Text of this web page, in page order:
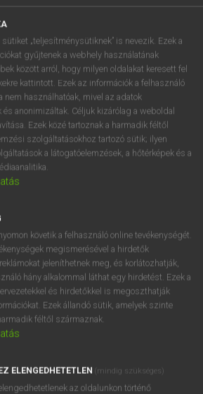
szótár
SZÓTÁR
„teljesítménysütiknek” is nevezik. Ezek a
gyűjtenek a webhely használatának
között arról, hogy milyen oldalakat keresett fel
kattintott. Ezek az információk a felhasználó
nem használhatóak, mivel az adatok
anonimizáltak. Céljuk kizárólag a weboldal
Ezek közé tartoznak a harmadik féltől
szolgáltatásokhoz tartozó sütik; ilyen
a látogatóelemzések, a hőtérképek és a
követik a felhasználó online tevékenységét.
megismerésével a hirdetők
jeleníthetnek meg, és korlátozhatják,
hány alkalommal láthat egy hirdetést. Ezek a
és hirdetőkkel is megoszthatják
Ezek állandó sütik, amelyek szinte
féltől származnak.
ELENGEDHETETLEN (mindig szükséges)
az oldalunkon történő
i o p ő ú
l ű
, . AltGr